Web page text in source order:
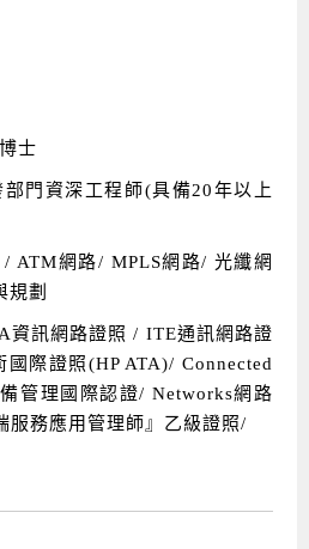
士
門資深工程師(具備20年以上
ATM網路/ MPLS網路/ 光纖網
規劃
資訊網路證照 / ITE通訊網路證
際證照(HP ATA)/ Connected
管理國際認證/ Networks網路
服務應用管理師』乙級證照/